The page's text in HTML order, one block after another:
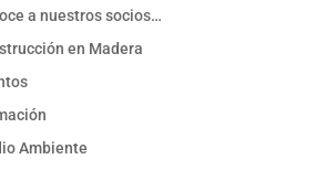
a nuestros socios…
en Madera
Ambiente